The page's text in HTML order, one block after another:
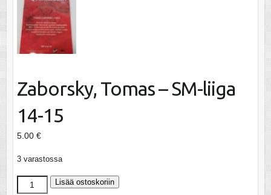
Zaborsky, Tomas – SM-liiga
14-15
5.00 €
3 varastossa
Zaborsky,
Lisää ostoskoriin